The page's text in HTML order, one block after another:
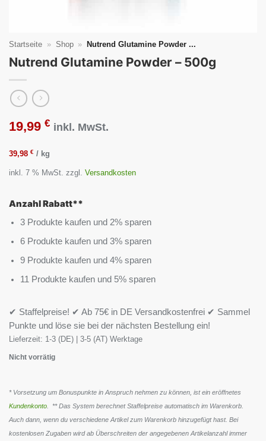
Startseite » Shop » Nutrend Glutamine Powder ...
Nutrend Glutamine Powder – 500g
19,99 € inkl. MwSt.
39,98 € / kg
inkl. 7 % MwSt. zzgl. Versandkosten
Anzahl Rabatt**
3 Produkte kaufen und 2% sparen
6 Produkte kaufen und 3% sparen
9 Produkte kaufen und 4% sparen
11 Produkte kaufen und 5% sparen
✔ Staffelpreise! ✔ Ab 75€ in DE Versandkostenfrei ✔ Sammel
Punkte und löse sie bei der nächsten Bestellung ein!
Lieferzeit: 1-3 (DE) | 3-5 (AT) Werktage
Nicht vorrätig
* Vorsetzung um Bonuspunkte in Anspruch nehmen zu können, ist ein eröffnetes
Kundenkonto . ** Das System berechnet Staffelpreise automatisch im Warenkorb.
Auch dann, wenn du verschiedene Artikel zum Warenkorb hinzugefügt hast. Bei
kostenlosen Zugaben wird ab Überschreiten der angegebenen Artikelanzahl immer